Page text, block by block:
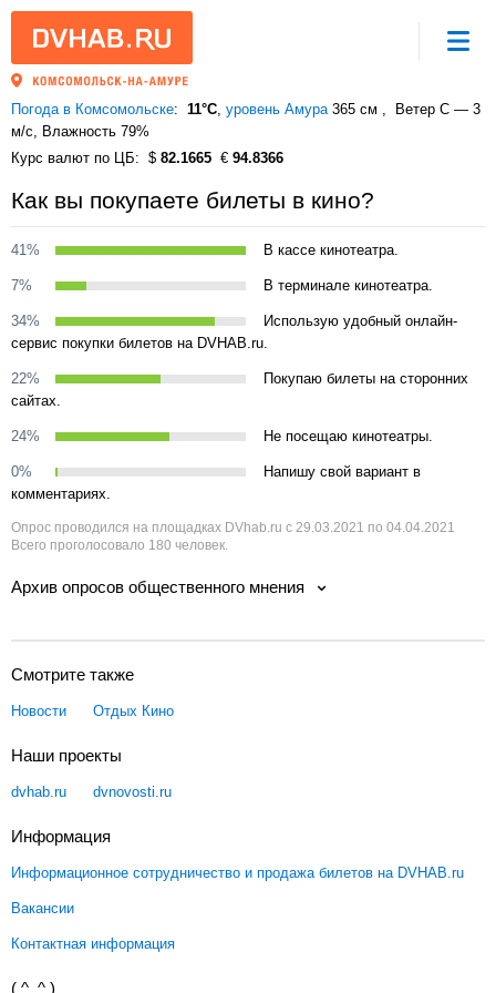
Погода в Комсомольске 11°C, уровень Амура365 см
Ветер С — 3
м/с, Влажность 79%
Курс валют по ЦБ
82.1665 94.8366
Как вы покупаете билеты в кино?
41% В кассе кинотеатра.
7% В терминале кинотеатра.
34%
Использую удобный онлайн-
сервис покупки билетов на DVHAB.ru.
22%
Покупаю билеты на сторонних
сайтах.
24% Не посещаю кинотеатры.
0%
Напишу свой вариант в
комментариях.
Опрос проводился на площадках DVhab.ru с 29.03.2021 по 04.04.2021
Всего проголосовало 180 человек.
Архив опросов общественного мнения
Смотрите также
Новости Отдых Кино
Наши проекты
dvhab.ru dvnovosti.ru
Информация
Информационное сотрудничество и продажа билетов на DVHAB.ru
Вакансии
Контактная информация
( ^_^ )